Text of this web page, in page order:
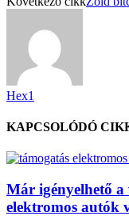
Hex1
KAPCSOLÓDÓ
Már igényelhető a
elektromos autók